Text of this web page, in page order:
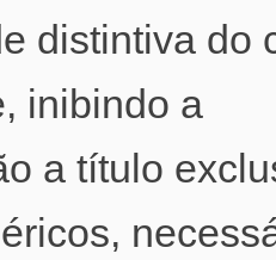
distintiva do
inibindo a
a título